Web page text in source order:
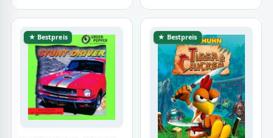
★ Bestpreis ★ Bestpreis